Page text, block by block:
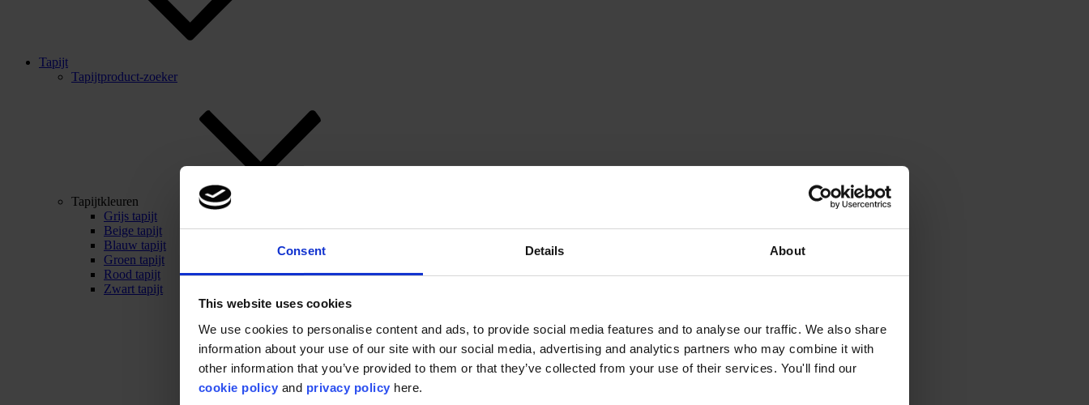
Consent Details About
This website uses cookies
We use cookies to personalise content and ads, to provide social media features and to analyse our traffic. We also share
information about your use of our site with our social media, advertising and analytics partners who may combine it with
other information that you’ve provided to them or that they’ve collected from your use of their services. You'll find our
cookie policy and privacy policy here.
Tapijt
Tapijtproduct-zoeker
Tapijtkleuren
Grijs tapijt
Beige tapijt
Blauw tapijt
Groen tapijt
Rood tapijt
Zwart tapijt